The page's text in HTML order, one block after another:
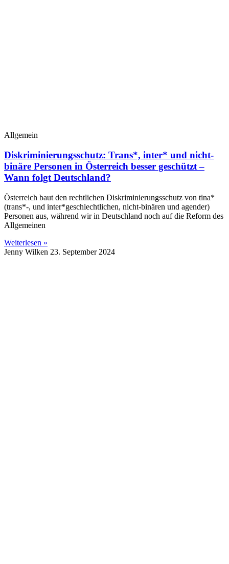
Allgemein
Diskriminierungsschutz: Trans*, inter* und nicht-
binäre Personen in Österreich besser geschützt –
Wann folgt Deutschland?
Österreich baut den rechtlichen Diskriminierungsschutz von tina*
(trans*-, und inter*geschlechtlichen, nicht-binären und agender)
Personen aus, während wir in Deutschland noch auf die Reform des
Allgemeinen
Weiterlesen »
Jenny Wilken 23. September 2024